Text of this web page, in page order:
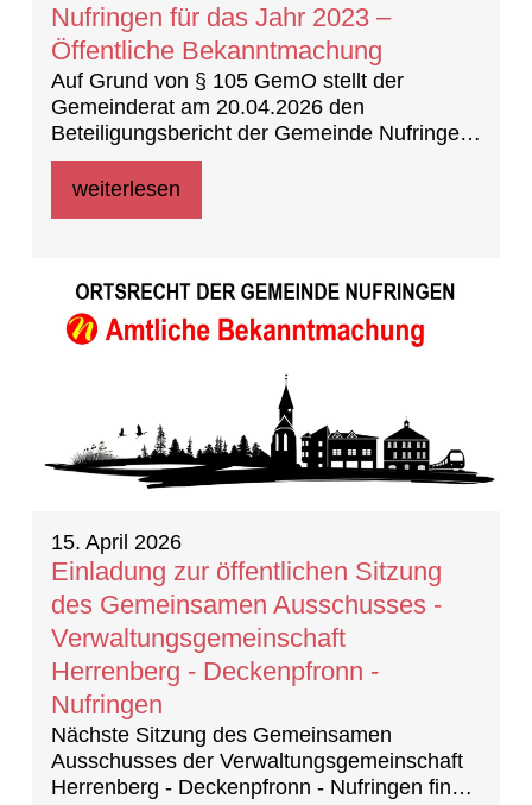
Nufringen für das Jahr 2023 –
Öffentliche Bekanntmachung
Auf Grund von § 105 GemO stellt der
Gemeinderat am 20.04.2026 den
Beteiligungsbericht der Gemeinde Nufringen
für das Jahr 2023 fest.
weiterlesen
15. April 2026
Einladung zur öffentlichen Sitzung
des Gemeinsamen Ausschusses -
Verwaltungsgemeinschaft
Herrenberg - Decken­pfronn -
Nufringen
Nächste Sitzung des Gemeinsamen
Ausschusses der Verwaltungsgemeinschaft
Herrenberg - Decken­pfronn - Nufringen findet